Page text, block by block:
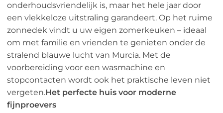
onderhoudsvriendelijk is, maar het hele jaar door
een vlekkeloze uitstraling garandeert. Op het ruime
zonnedek vindt u uw eigen zomerkeuken – ideaal
om met familie en vrienden te genieten onder de
stralend blauwe lucht van Murcia. Met de
voorbereiding voor een wasmachine en
stopcontacten wordt ook het praktische leven niet
vergeten.Het perfecte huis voor moderne
fijnproevers